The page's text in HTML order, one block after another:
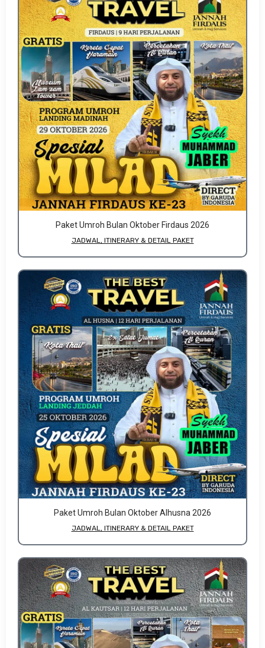
Paket Umroh Bulan Oktober Firdaus 2026
JADWAL, ITINERARY & DETAIL PAKET
Paket Umroh Bulan Oktober Alhusna 2026
JADWAL, ITINERARY & DETAIL PAKET